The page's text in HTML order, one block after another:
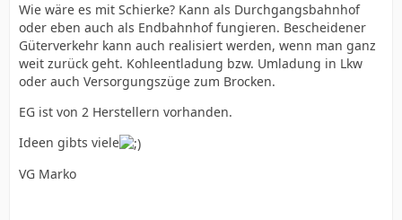
Wie wäre es mit Schierke? Kann als Durchgangsbahnhof
oder eben auch als Endbahnhof fungieren. Bescheidener
Güterverkehr kann auch realisiert werden, wenn man ganz
weit zurück geht. Kohleentladung bzw. Umladung in Lkw
oder auch Versorgungszüge zum Brocken.
EG ist von 2 Herstellern vorhanden.
Ideen gibts viele
VG Marko